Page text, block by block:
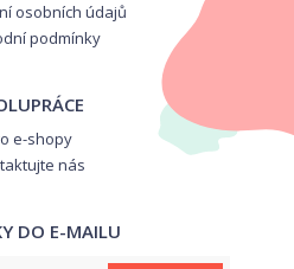
osobních údajů
podmínky
e-shopy
nás
DO E-MAILU